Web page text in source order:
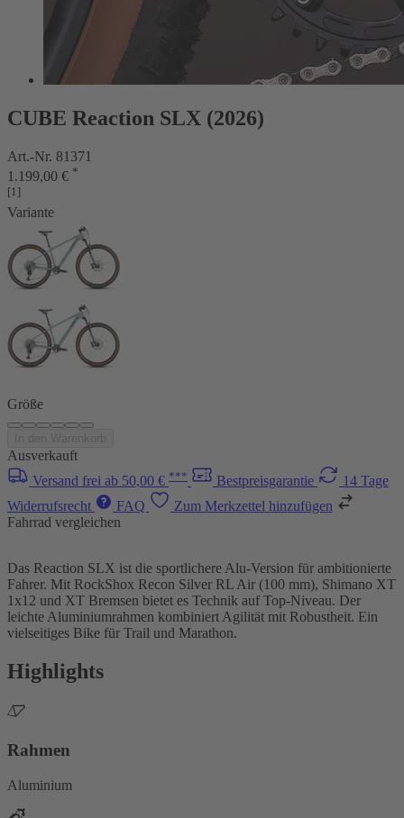
CUBE Reaction SLX (2026)
Art.-Nr. 81371
1.199,00 € *
[1]
Variante
Größe
Ausverkauft
Versand frei ab 50,00 € *** Bestpreisgarantie
14 Tage
Widerrufsrecht
FAQ
Zum Merkzettel hinzufügen
Fahrrad vergleichen
Das Reaction SLX ist die sportlichere Alu-Version für ambitionierte
Fahrer. Mit RockShox Recon Silver RL Air (100 mm), Shimano XT
1x12 und XT Bremsen bietet es Technik auf Top-Niveau. Der
leichte Aluminiumrahmen kombiniert Agilität mit Robustheit. Ein
vielseitiges Bike für Trail und Marathon.
Highlights
Rahmen
Aluminium